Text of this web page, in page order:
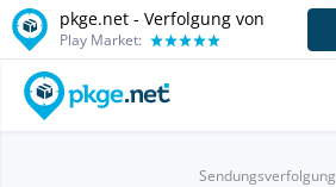
pkge.net - Verfolgung von
Play Market:
Sendungsverfolgung